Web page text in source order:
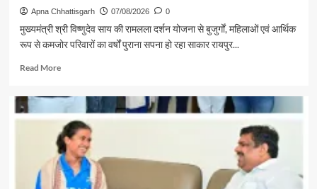
Apna Chhattisgarh 07/08/2026 0
मुख्यमंत्री श्री विष्णुदेव साय की रामलला दर्शन योजना से बुजुर्गों, महिलाओं एवं आर्थिक
रूप से कमजोर परिवारों का वर्षों पुराना सपना हो रहा साकार रायपुर...
Read MoreRead
पर्यटन
एवं
संस्कृति
मंत्री
श्री
राजेश
अग्रवाल